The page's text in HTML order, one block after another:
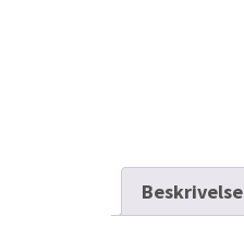
Beskrivelse